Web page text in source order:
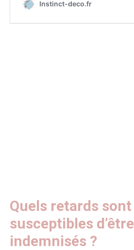
Quels retards sont
susceptibles d’être
indemnisés ?